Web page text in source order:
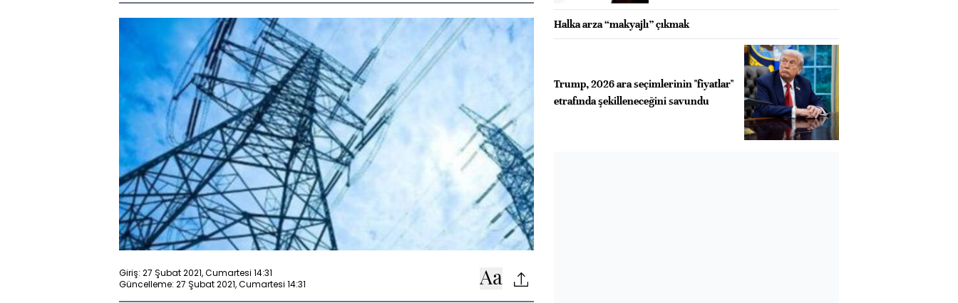
Giriş: 27 Şubat 2021, Cumartesi 14:31
Güncelleme: 27 Şubat 2021, Cumartesi 14:31
Halka arza “makyajlı” çıkmak
Trump, 2026 ara seçimlerinin "fiyatlar"
etrafında şekilleneceğini savundu